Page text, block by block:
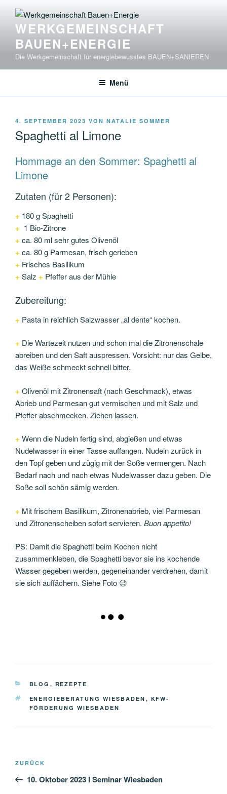
Inhalt
springenWERKGEMEINSCHAFT
BAUEN+ENERGIE
Die Werkgemeinschaft für energiebewusstes BAUEN+SANIEREN
Menü
VERÖFFENTLICHT
4. SEPTEMBER 2023 VON NATALIE SOMMER
Spaghetti al Limone
Hommage an den Sommer: Spaghetti al
Limone
Zutaten (für 2 Personen):
+ 180 g Spaghetti
+ 1 Bio-Zitrone
+ ca. 80 ml sehr gutes Olivenöl
+ ca. 80 g Parmesan, frisch gerieben
+ Frisches Basilikum
+ Salz + Pfeffer aus der Mühle
Zubereitung:
+ Pasta in reichlich Salzwasser „al dente“ kochen.
+ Die Wartezeit nutzen und schon mal die Zitronenschale
abreiben und den Saft auspressen. Vorsicht: nur das Gelbe,
das Weiße schmeckt schnell bitter.
+ Olivenöl mit Zitronensaft (nach Geschmack), etwas
Abrieb und Parmesan gut vermischen und mit Salz und
Pfeffer abschmecken. Ziehen lassen.
+ Wenn die Nudeln fertig sind, abgießen und etwas
Nudelwasser in einer Tasse auffangen. Nudeln zurück in
den Topf geben und zügig mit der Soße vermengen. Nach
Bedarf nach und nach etwas Nudelwasser dazu geben. Die
Soße soll schön sämig werden.
+ Mit frischem Basilikum, Zitronenabrieb, viel Parmesan
und Zitronenscheiben sofort servieren. Buon appetito!
PS: Damit die Spaghetti beim Kochen nicht
zusammenkleben, die Spaghetti bevor sie ins kochende
Wasser gegeben werden, gegeneinander verdrehen, damit
sie sich auffächern. Siehe Foto 😉
KATEGORIEN
BLOG , REZEPTE
SCHLAGWÖRTER
ENERGIEBERATUNG WIESBADEN , KFW-
FÖRDERUNG WIESBADEN
Beitragsnavigation
Vorheriger
Beitrag
ZURÜCK
10. Oktober 2023 I Seminar Wiesbaden